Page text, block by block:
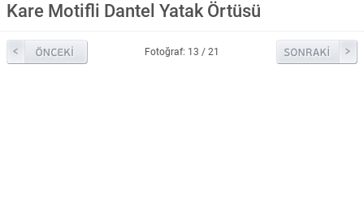
Kare Motifli Dantel Yatak Örtüsü
Fotoğraf: 13 / 21